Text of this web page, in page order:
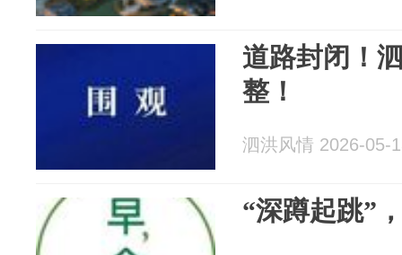
道路封闭！
整！
泗洪风情 2026-05-
“深蹲起跳”